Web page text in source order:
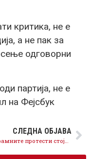
критика, не е
а не пак за
одговорни
партија, не е
на Фејсбук
СЛЕДНА ОБЈАВА
Зад срамните протести стојат ВМРО-ДПМНЕ и Левица, СДСМ ги осудува нападите на лекарите и медиумите